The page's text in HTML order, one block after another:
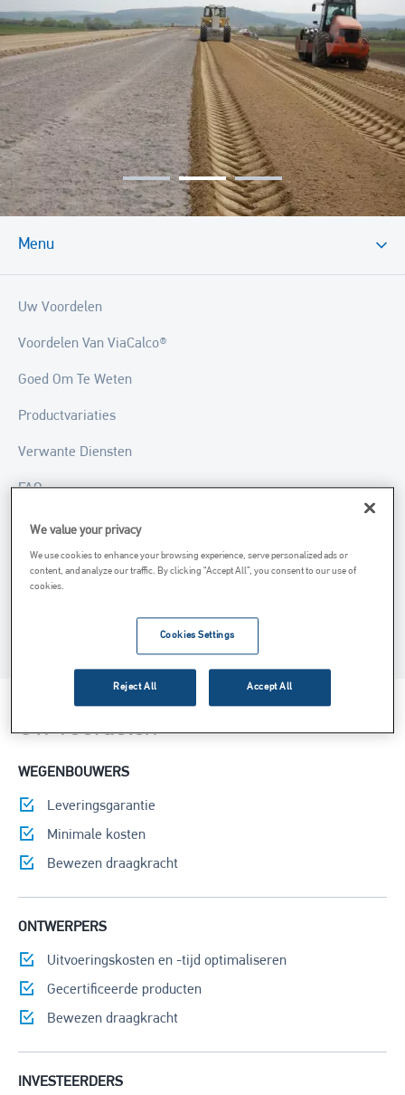
Menu
Uw Voordelen
Voordelen Van ViaCalco®
Goed Om Te Weten
Productvariaties
Verwante Diensten
FAQ
Heb je een vraag over dit product? Vraag het onze
specialisten
Neem contact met ons op
Uw voordelen
WEGENBOUWERS
Leveringsgarantie
Minimale kosten
Bewezen draagkracht
ONTWERPERS
Uitvoeringskosten en -tijd optimaliseren
Gecertificeerde producten
Bewezen draagkracht
INVESTEERDERS
We value your privacy
We use cookies to enhance your browsing experience, serve personalized ads or
content, and analyze our traffic. By clicking “Accept All”, you consent to our use of
cookies.
Cookies Settings
Reject All Accept All